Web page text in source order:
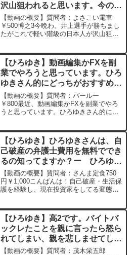
沢山狙われると思います。今のう
ちに若くていい選手に投資した方
がお得ですか?ー ひろゆき切り
抜き 20230728
【動画の概要】質問者：よさこい電車
￥500博之3今晩わ。井上選手が勝ちまし
たがこれで軽い階級の日本人が沢山狙わ
れだと絶対米国は第二第三の井上探すと
思うのでそれに乗っか...
【ひろゆき】動画編集かFXを副
業でやろうと思っています。ひろ
ゆきさん的にどっちがおすすめだ
と思いますか？ー ひろゆき切り
抜き 20250915
【動画の概要】質問者：バールー
￥800最近、動画編集かFXを副業でやろ
うと思っています。ひろゆきさん的にど
になっていないと思います。FXをしてい
る人がいることによっ...
【ひろゆき】ひろゆきさんは、自
己破産の弁護士費用を無料ででき
るの知ってますか？ー ひろゆき
切り抜き 20230321
【動画の概要】質問者：さんま定食750
円￥1,000こんばんは！自己破産・生活保
護を経験し、現在投資家をしてる変態で
***************************...
【ひろゆき】高2です。バイトバ
ックレたことを親に言ったら怒ら
れてしまい、親を悲しませてしま
いました。どうしたらいいです
【動画の概要】質問者：茂木栄五郎